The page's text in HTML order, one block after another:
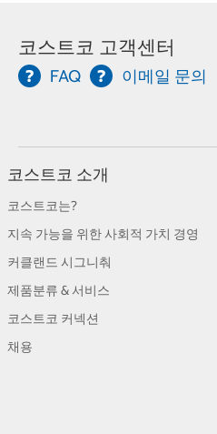
코스트코 고객센터
FAQ 이메일 문의
코스트코 소개
코스트코는?
지속 가능을 위한 사회적 가치 경영
커클랜드 시그니춰
제품분류 & 서비스
코스트코 커넥션
채용